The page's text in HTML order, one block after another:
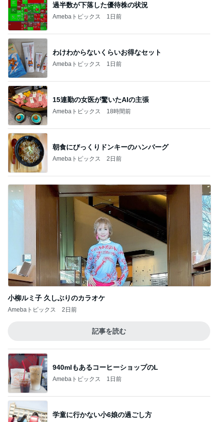
過半数が下落した優待株の状況
Amebaトピックス 1日前
わけわからないくらいお得なセット
Amebaトピックス 1日前
15連勤の女医が驚いたAIの主張
Amebaトピックス 18時間前
朝食にびっくりドンキーのハンバーグ
Amebaトピックス 2日前
小柳ルミ子 久しぶりのカラオケ
Amebaトピックス 2日前
記事を読む
940mlもあるコーヒーショップのL
Amebaトピックス 1日前
学童に行かない小6娘の過ごし方